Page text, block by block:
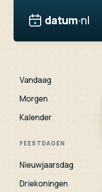
datum·nl
Vandaag
Morgen
Kalender
FEESTDAGEN
Nieuwjaarsdag
Driekoningen